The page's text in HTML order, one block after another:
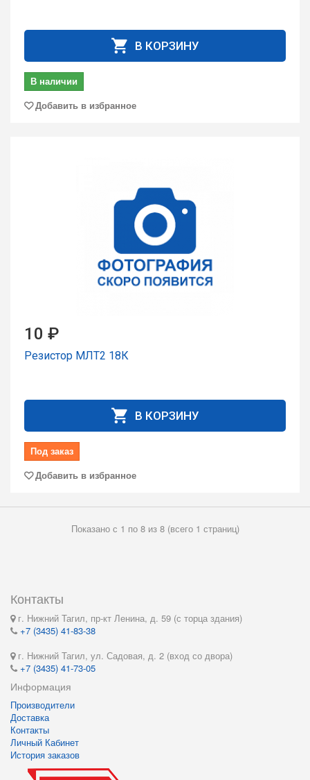
В КОРЗИНУ
В наличии
Добавить в избранное
10 ₽
Резистор МЛТ2 18К
В КОРЗИНУ
Под заказ
Добавить в избранное
Показано с 1 по 8 из 8 (всего 1 страниц)
Контакты
г. Нижний Тагил, пр-кт Ленина, д. 59 (с торца здания)
+7 (3435) 41-83-38
г. Нижний Тагил, ул. Садовая, д. 2 (вход со двора)
+7 (3435) 41-73-05
Информация
Производители
Доставка
Контакты
Личный Кабинет
История заказов